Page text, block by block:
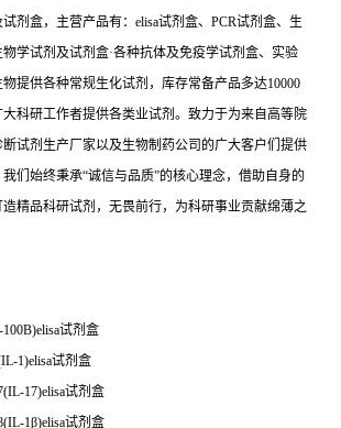
剂盒，主营产品有：elisa试剂盒、PCR试剂盒、生
学试剂及试剂盒·各种抗体及免疫学试剂盒、实验
提供各种常规生化试剂，库存常备产品多达10000
科研工作者提供各类业试剂。致力于为来自高等院
试剂生产厂家以及生物制药公司的广大客户们提供
们始终秉承“诚信与品质”的核心理念，借助自身的
精品科研试剂，无畏前行，为科研事业贡献绵薄之
试剂盒
1)elisa试剂盒
17)elisa试剂盒
1β)elisa试剂盒